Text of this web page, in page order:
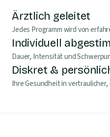
Ärztlich geleitet
Jedes Programm wird von
Individuell
Dauer, Intensität und
Diskret &
Ihre Gesundheit in